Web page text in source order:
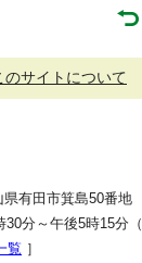
のサイトについて
有田市箕島50番地
分～午後5時15分
覧 ］